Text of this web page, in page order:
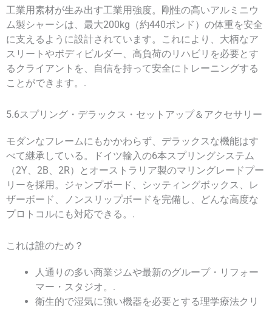
工業用素材が生み出す工業用強度。剛性の高いアルミニウ
ム製シャーシは、最大200kg（約440ポンド）の体重を安全
に支えるように設計されています。これにより、大柄なア
スリートやボディビルダー、高負荷のリハビリを必要とす
るクライアントを、自信を持って安全にトレーニングする
ことができます。.
5.6スプリング・デラックス・セットアップ＆アクセサリー
モダンなフレームにもかかわらず、デラックスな機能はす
べて継承している。ドイツ輸入の6本スプリングシステム
（2Y、2B、2R）とオーストラリア製のマリングレードプー
リーを採用。ジャンプボード、シッティングボックス、レ
ザーボード、ノンスリップボードを完備し、どんな高度な
プロトコルにも対応できる。.
これは誰のため？
人通りの多い商業ジムや最新のグループ・リフォー
マー・スタジオ。.
衛生的で湿気に強い機器を必要とする理学療法クリ